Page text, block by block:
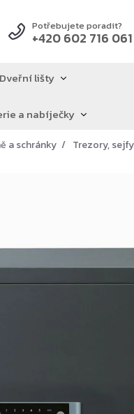
Potřebujete poradit?
+420 602 716 061
Dveřní lišty
a nabíječky
a schránky Trezory,